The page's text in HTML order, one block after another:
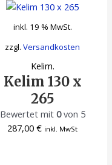
inkl. 19 % MwSt.
zzgl.Versandkosten
Kelim.
Kelim 130 x
265
Bewertet mit 0von 5
287,00€ inkl. MwSt